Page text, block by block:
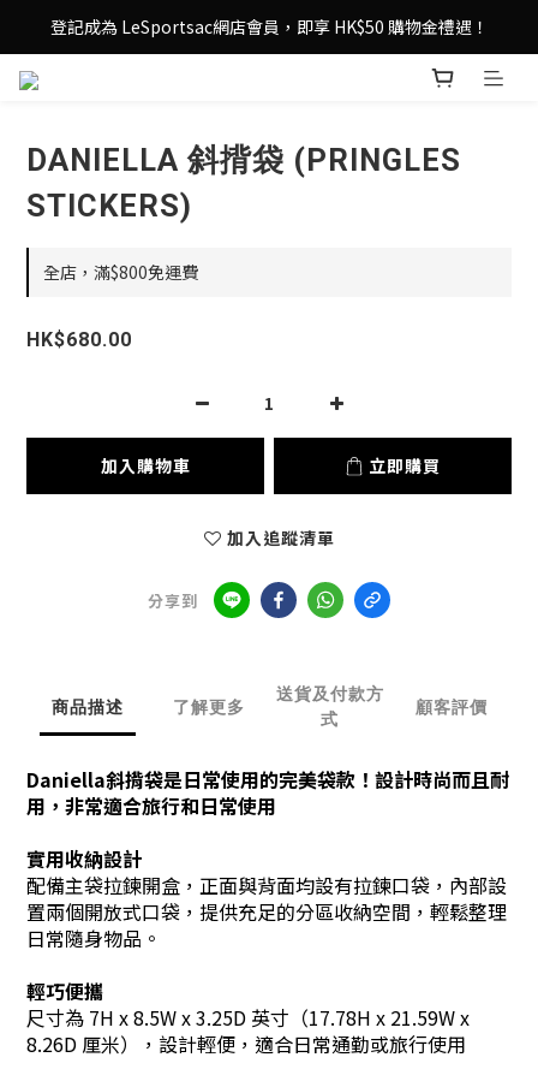
登記成為 LeSportsac網店會員，即享 HK$50 購物金禮遇！
登記成為 LeSportsac網店會員，即享 HK$50 購物金禮遇！
滿 $800尊享港澳免費送貨，購物從此更輕鬆自在！
DANIELLA 斜揹袋 (PRINGLES
STICKERS)
全店，滿$800免運費
HK$680.00
加入購物車 立即購買
加入追蹤清單
分享到
商品描述 了解更多
送貨及付款方
式
顧客評價
Daniella斜揹袋是日常使用的完美袋款！設計時尚而且耐
用，非常適合旅行和日常使用
實用收納設計
配備主袋拉鍊開盒，正面與背面均設有拉鍊口袋，內部設
置兩個開放式口袋，提供充足的分區收納空間，輕鬆整理
日常隨身物品。
輕巧便攜
尺寸為 7H x 8.5W x 3.25D 英寸（17.78H x 21.59W x
8.26D 厘米），設計輕便，適合日常通勤或旅行使用